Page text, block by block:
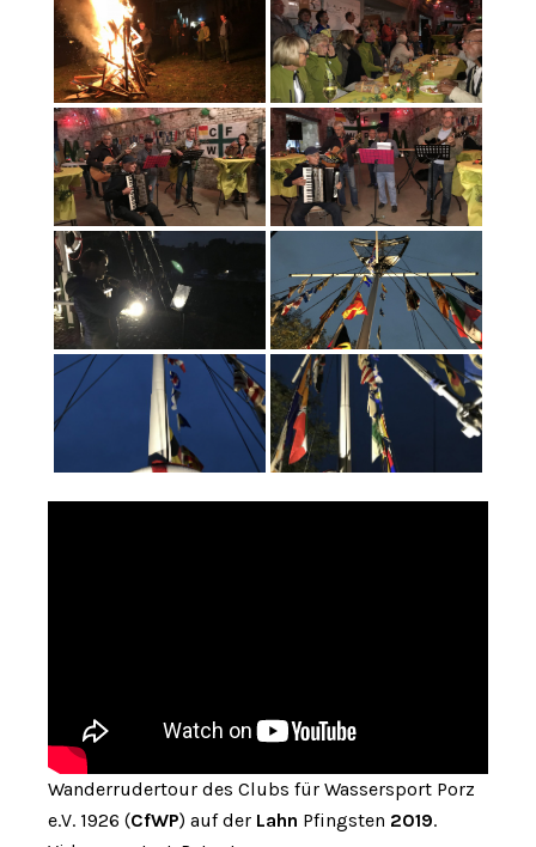
Wanderrudertour des Clubs für Wassersport Porz
e.V. 1926 (CfWP) auf der Lahn Pfingsten 2019.